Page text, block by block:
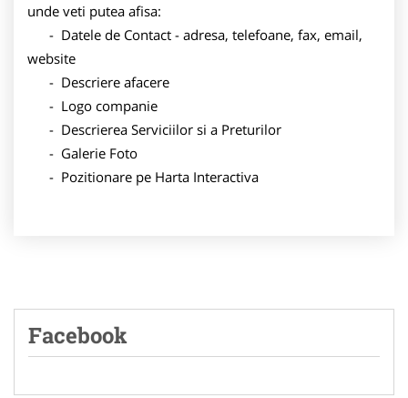
unde veti putea afisa:
- Datele de Contact - adresa, telefoane, fax, email,
website
- Descriere afacere
- Logo companie
- Descrierea Serviciilor si a Preturilor
- Galerie Foto
- Pozitionare pe Harta Interactiva
Facebook